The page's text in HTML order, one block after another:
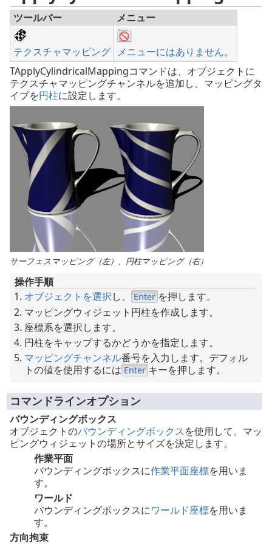
ツールバー メニュー
テクスチャマッピング メニューにはありません。
TApplyCylindricalMappingコマンドは、オブジェクトに
テクスチャマッピングチャンネルを追加し、マッピングタ
イプを円柱に設定します。
サーフェスマッピング（左）、円柱マッピング（右）
操作手順
オブジェクトを選択し、 Enter を押します。
マッピングウィジェット円柱を作成します。
座標系を選択します。
円柱をキャップするかどうかを指定します。
マッピングチャンネル番号を入力します。デフォル
トの値を使用するには Enter キーを押します。
コマンドラインオプション
バウンディングボックス
オブジェクトのバウンディングボックスを使用して、マッ
ピングウィジェットの場所とサイズを決定します。
作業平面
バウンディングボックスに作業平面座標を用いま
す。
ワールド
バウンディングボックスにワールド座標を用いま
す。
方向拘束